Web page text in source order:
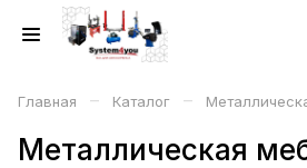
Главная – Каталог –
Металлическая